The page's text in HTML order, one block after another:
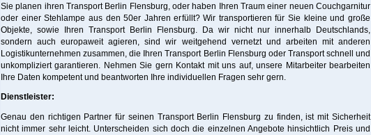
Sie planen ihren Transport Berlin Flensburg, oder haben Ihren Traum einer neuen Couchgarnitur
oder einer Stehlampe aus den 50er Jahren erfüllt? Wir transportieren für Sie kleine und große
Objekte, sowie Ihren Transport Berlin Flensburg. Da wir nicht nur innerhalb Deutschlands,
sondern auch europaweit agieren, sind wir weitgehend vernetzt und arbeiten mit anderen
Logistikunternehmen zusammen, die Ihren Transport Berlin Flensburg oder Transport schnell und
unkompliziert garantieren. Nehmen Sie gern Kontakt mit uns auf, unsere Mitarbeiter bearbeiten
Ihre Daten kompetent und beantworten Ihre individuellen Fragen sehr gern.
Dienstleister:
Genau den richtigen Partner für seinen Transport Berlin Flensburg zu finden, ist mit Sicherheit
nicht immer sehr leicht. Unterscheiden sich doch die einzelnen Angebote hinsichtlich Preis und